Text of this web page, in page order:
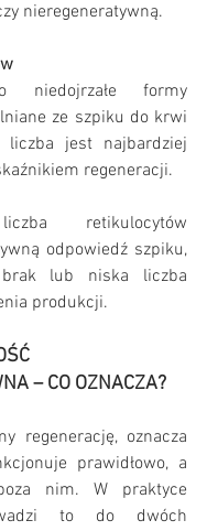
nieregeneratywną.
niedojrzałe formy
ze szpiku do krwi
liczba jest najbardziej
regeneracji.
retikulocytów
odpowiedź szpiku,
lub niska liczba
produkcji.
– CO OZNACZA?
regenerację, oznacza
prawidłowo, a
nim. W praktyce
to do dwóch